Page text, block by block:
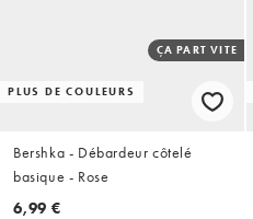
PLUS DE COULEURS
ÇA PART VITE
Bershka - Débardeur côtelé
basique - Rose
6,99 €